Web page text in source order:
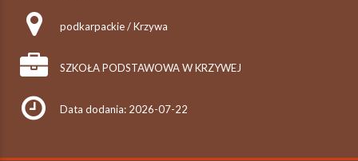
podkarpackie / Krzywa
SZKOŁA PODSTAWOWA W KRZYWEJ
Data dodania: 2026-07-22